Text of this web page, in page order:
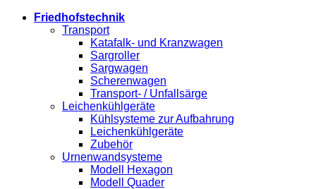
Friedhofstechnik
Transport
Katafalk- und Kranzwagen
Sargroller
Sargwagen
Scherenwagen
Transport- / Unfallsärge
Leichenkühlgeräte
Kühlsysteme zur Aufbahrung
Leichenkühlgeräte
Zubehör
Urnenwandsysteme
Modell Hexagon
Modell Quader